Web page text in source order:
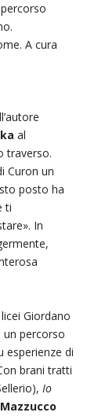
A cura
al
traverso.
Curon un
posto ha
ti
In
Giordano
un percorso
esperienze di
brani tratti
Io